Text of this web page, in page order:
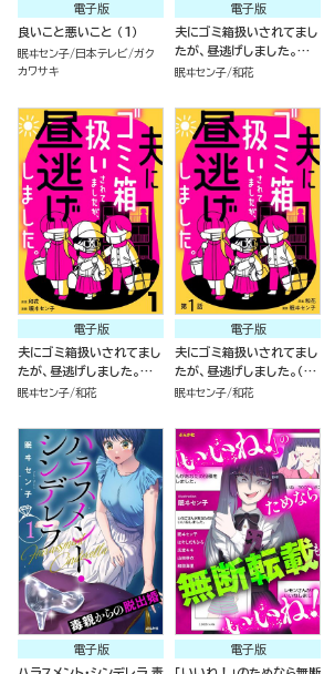
電子版
良いこと悪いこと （1）
眠ヰセン子 日本テレビ ガク
カワサキ
電子版
夫にゴミ箱扱いされてまし
たが、昼逃げしました。
（2）
眠ヰセン子 和花
電子版
夫にゴミ箱扱いされてまし
たが、昼逃げしました。
（1）
眠ヰセン子 和花
電子版
夫にゴミ箱扱いされてまし
たが、昼逃げしました。（分
冊版）
眠ヰセン子 和花
電子版
電子版